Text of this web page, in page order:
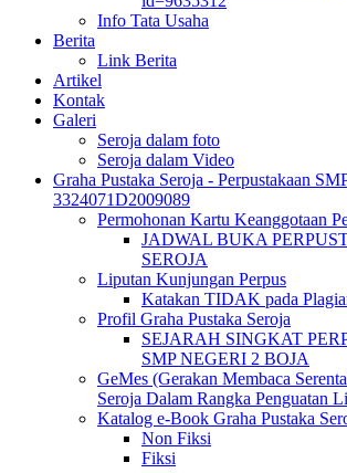
Info Tata Usaha
Berita
Link Berita
Artikel
Kontak
Galeri
Seroja dalam foto
Seroja dalam Video
Graha Pustaka Seroja - Perpustakaan
3324071D2009089
Permohonan Kartu Keanggotaan
JADWAL BUKA
SEROJA
Liputan Kunjungan Perpus
Katakan TIDAK pada
Profil Graha Pustaka Seroja
SEJARAH SINGKAT
SMP NEGERI 2 BOJA
GeMes (Gerakan Membaca
Seroja Dalam Rangka Penguatan
Katalog e-Book Graha Pustaka
Non Fiksi
Fiksi